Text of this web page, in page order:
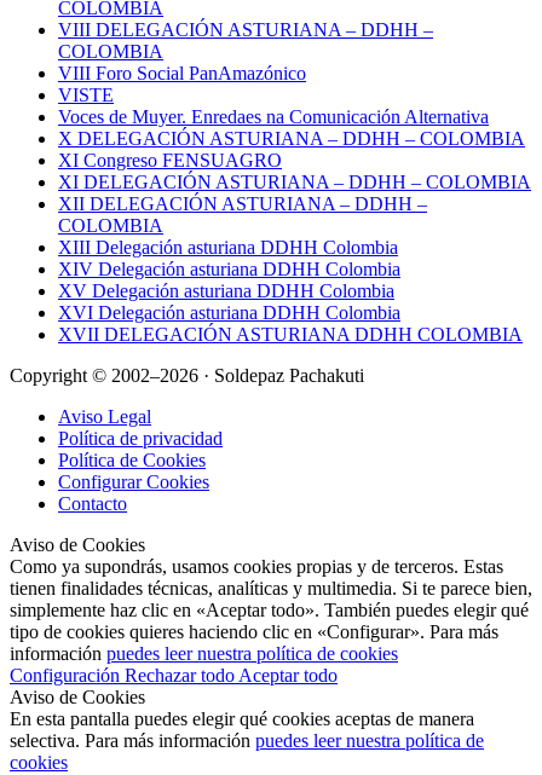
COLOMBIA
VIII DELEGACIÓN ASTURIANA – DDHH –
COLOMBIA
VIII Foro Social PanAmazónico
VISTE
Voces de Muyer. Enredaes na Comunicación Alternativa
X DELEGACIÓN ASTURIANA – DDHH – COLOMBIA
XI Congreso FENSUAGRO
XI DELEGACIÓN ASTURIANA – DDHH – COLOMBIA
XII DELEGACIÓN ASTURIANA – DDHH –
COLOMBIA
XIII Delegación asturiana DDHH Colombia
XIV Delegación asturiana DDHH Colombia
XV Delegación asturiana DDHH Colombia
XVI Delegación asturiana DDHH Colombia
XVII DELEGACIÓN ASTURIANA DDHH COLOMBIA
Copyright © 2002–2026 · Soldepaz Pachakuti
Aviso Legal
Política de privacidad
Política de Cookies
Configurar Cookies
Contacto
Aviso de Cookies
Como ya supondrás, usamos cookies propias y de terceros. Estas
tienen finalidades técnicas, analíticas y multimedia. Si te parece bien,
simplemente haz clic en «Aceptar todo». También puedes elegir qué
tipo de cookies quieres haciendo clic en «Configurar». Para más
información puedes leer nuestra política de cookies
Configuración Rechazar todo Aceptar todo
Aviso de Cookies
En esta pantalla puedes elegir qué cookies aceptas de manera
selectiva. Para más información puedes leer nuestra política de
cookies